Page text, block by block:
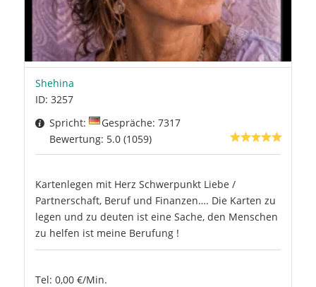
Shehina
ID: 3257
Spricht:
Gespräche: 7317
Bewertung: 5.0 (1059)
Kartenlegen mit Herz Schwerpunkt Liebe /
Partnerschaft, Beruf und Finanzen…. Die Karten zu
legen und zu deuten ist eine Sache, den Menschen
zu helfen ist meine Berufung !
Tel: 0,00 €/Min.